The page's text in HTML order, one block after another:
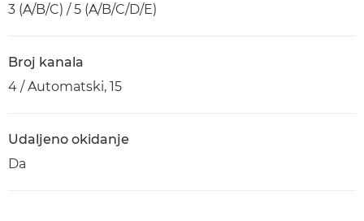
3 (A/B/C) / 5 (A/B/C/D/E)
Broj kanala
4 / Automatski, 15
Udaljeno okidanje
Da